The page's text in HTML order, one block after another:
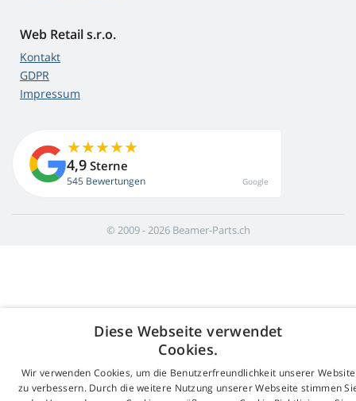
Web Retail s.r.o.
Kontakt
GDPR
Impressum
4,9 Sterne
545 Bewertungen Google
© 2009 - 2026 Beamer-Parts.ch
Diese Webseite verwendet
Cookies.
Wir verwenden Cookies, um die Benutzerfreundlichkeit unserer Website
zu verbessern. Durch die weitere Nutzung unserer Webseite stimmen